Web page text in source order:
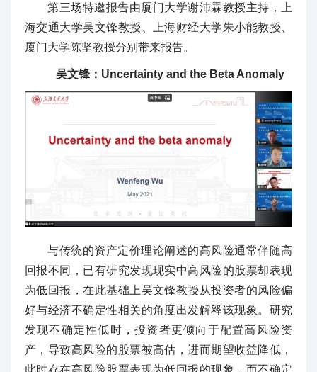
第三场特邀报告由厦门大学谢沛霖教授主持，上
海交通大学吴文锋教授、上海财经大学朱小能教授、
厦门大学陈坚教授分别带来报告。
吴文锋：Uncertainty and the Beta Anomaly
与传统的资产定价理论阐述的高风险通常伴随高
回报不同，已有研究发现现实中高风险的股票却表现
为低回报，在此基础上吴文锋教授从投资者的风险偏
好与经济不确定性相关的角度出发解释该现象。研究
发现不确定性低时，投资者更倾向于配置高风险资
产，导致高风险的股票被高估，进而期望收益降低，